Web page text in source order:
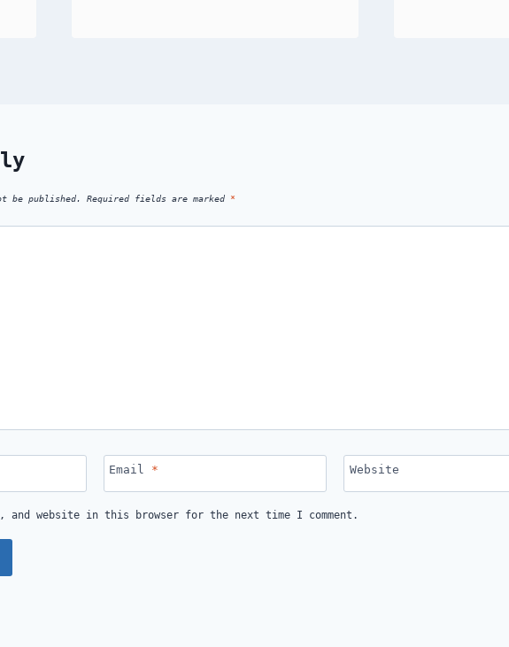
be published. Required fields are marked *
Email * Website
and website in this browser for the next time I comment.